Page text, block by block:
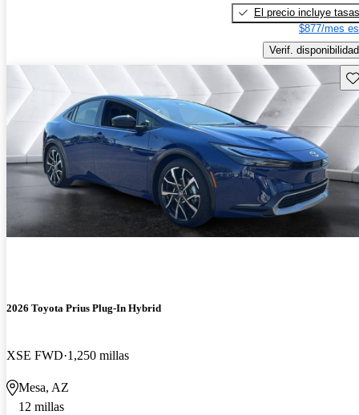
El precio incluye tasas
$877/mes
Verif. disponibilidad
2026 Toyota Prius Plug-In Hybrid
XSE FWD 1,250 millas
Mesa, AZ
12 millas